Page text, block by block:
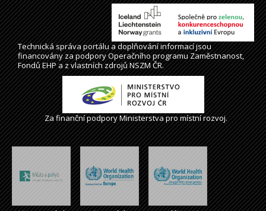
Technická správaportálua doplňování informací jsou
financovány za podpory Operačního programu Zaměstnanost,
Fondů EHP a z vlastních zdrojů NSZM ČR.
Za finanční podpory Ministerstva pro místní rozvoj.